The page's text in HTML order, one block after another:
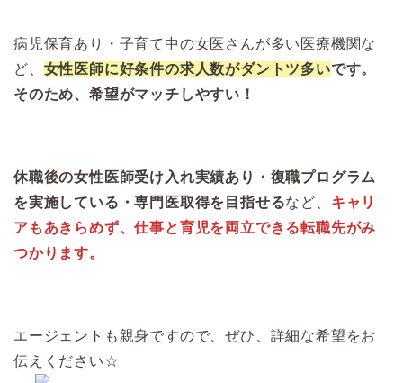
病児保育あり・子育て中の女医さんが多い医療機関な
ど、 女性医師に好条件の求人数がダントツ多いです。
そのため、希望がマッチしやすい！
休職後の女性医師受け入れ実績あり・復職プログラム
を実施している・専門医取得を目指せるなど、 キャリ
アもあきらめず、仕事と育児を両立できる転職先がみ
つかります。
エージェントも親身ですので、ぜひ、詳細な希望をお
伝えください☆